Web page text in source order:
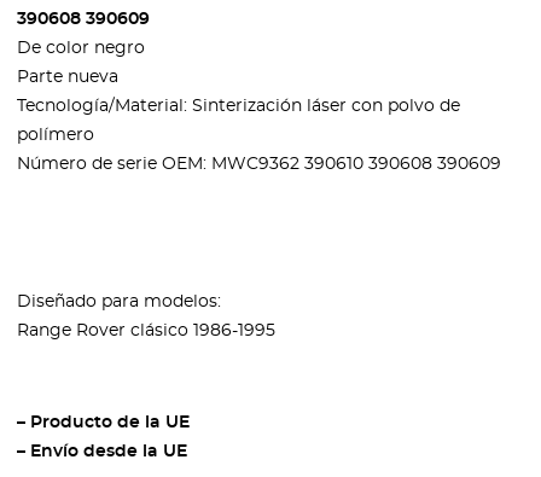
390608 390609
De color negro
Parte nueva
Tecnología/Material: Sinterización láser con polvo de
polímero
Número de serie OEM: MWC9362 390610 390608 390609
Diseñado para modelos:
Range Rover clásico 1986-1995
– Producto de la UE
– Envío desde la UE